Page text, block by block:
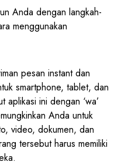
Anda dengan langkah-
menggunakan
pesan instant dan
smartphone, tablet, dan
aplikasi ini dengan ‘wa’
Anda untuk
video, dokumen, dan
tersebut harus memiliki